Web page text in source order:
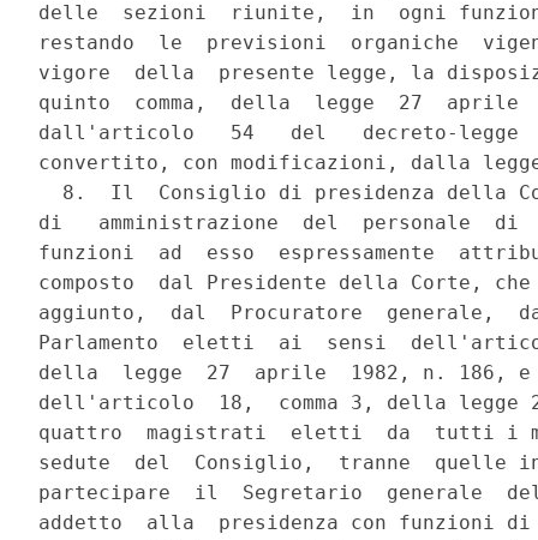
delle  sezioni  riunite,  in  ogni
restando  le  previsioni  organiche
vigore  della  presente legge, la
quinto  comma,  della  legge  27
dall'articolo   54   del   decreto-legge
convertito, con modificazioni, dalla
8.  Il  Consiglio di presidenza della
di   amministrazione  del  personale
funzioni  ad  esso  espressamente
composto  dal Presidente della Corte,
aggiunto,  dal  Procuratore  generale,
Parlamento  eletti  ai  sensi
della  legge  27  aprile  1982, n. 186, e
dell'articolo  18,  comma 3, della legge
quattro  magistrati  eletti  da  tutti i
sedute  del  Consiglio,  tranne  quelle
partecipare  il  Segretario  generale
addetto  alla  presidenza con funzioni